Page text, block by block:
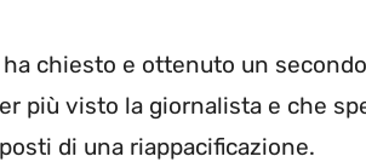
ha chiesto e ottenuto un
più visto la giornalista e che
di una riappacificazione.